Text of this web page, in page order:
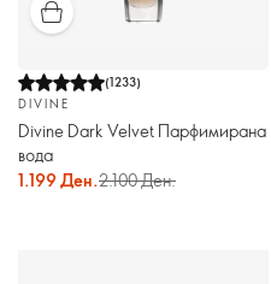
(1233)
DIVINE
Divine Dark Velvet Парфимирана
вода
1.199 Ден.2.100 Ден.